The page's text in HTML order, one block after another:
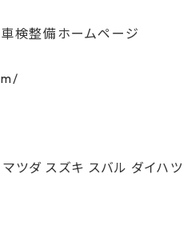
検整備ホームページ
ツダ スズキ スバル ダイハツ